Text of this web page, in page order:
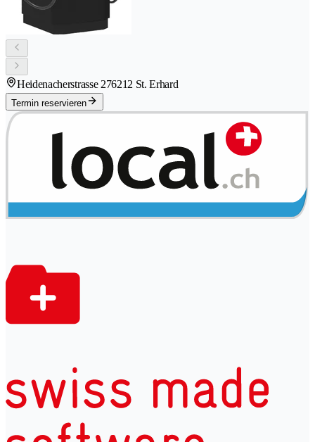
Heidenacherstrasse 276212 St. Erhard
Termin reservieren